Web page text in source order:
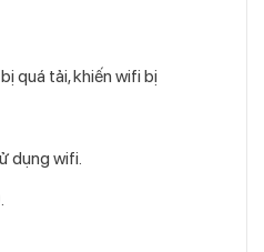
quá tải, khiến wifi bị
dụng wifi.
.